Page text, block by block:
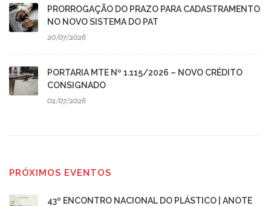
PRORROGAÇÃO DO PRAZO PARA CADASTRAMENTO
NO NOVO SISTEMA DO PAT
20/07/2026
PORTARIA MTE Nº 1.115/2026 – NOVO CRÉDITO
CONSIGNADO
02/07/2026
PRÓXIMOS EVENTOS
43º ENCONTRO NACIONAL DO PLÁSTICO | ANOTE